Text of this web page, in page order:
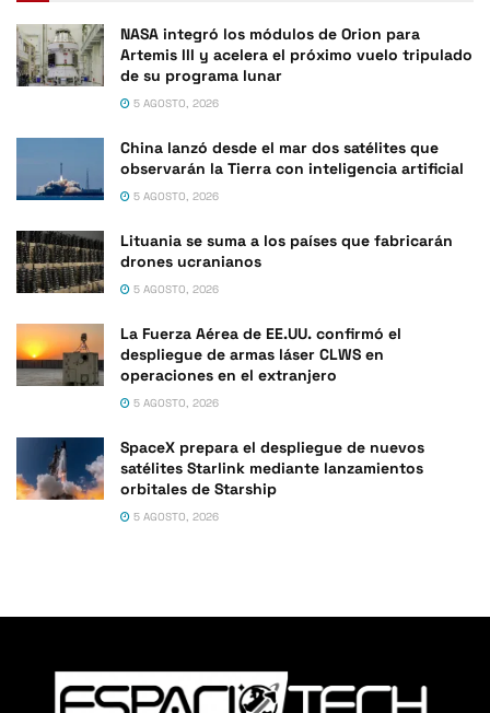
NASA integró los módulos de Orion para
Artemis III y acelera el próximo vuelo tripulado
de su programa lunar
5 AGOSTO, 2026
China lanzó desde el mar dos satélites que
observarán la Tierra con inteligencia artificial
5 AGOSTO, 2026
Lituania se suma a los países que fabricarán
drones ucranianos
5 AGOSTO, 2026
La Fuerza Aérea de EE.UU. confirmó el
despliegue de armas láser CLWS en
operaciones en el extranjero
5 AGOSTO, 2026
SpaceX prepara el despliegue de nuevos
satélites Starlink mediante lanzamientos
orbitales de Starship
5 AGOSTO, 2026